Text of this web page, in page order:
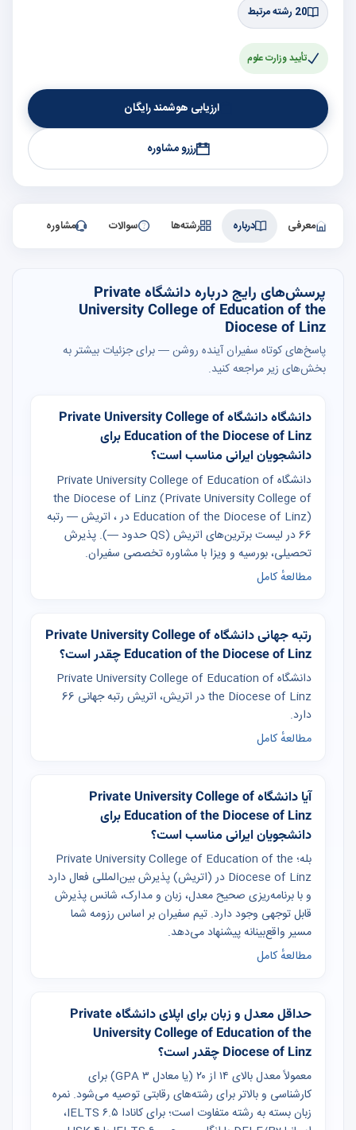
20 رشته مرتبط
تأیید وزارت علوم
ارزیابی هوشمند رایگان
رزرو مشاوره
معرفی درباره رشته‌ها سوالات مشاوره
پرسش‌های رایج درباره دانشگاه Private
University College of Education of the
Diocese of Linz
پاسخ‌های کوتاه سفیران آینده روشن — برای جزئیات بیشتر به
بخش‌های زیر مراجعه کنید.
دانشگاه دانشگاه Private University College of
Education of the Diocese of Linz برای
دانشجویان ایرانی مناسب است؟
دانشگاه Private University College of Education of
the Diocese of Linz (Private University College of
Education of the Diocese of Linz) در ، اتریش — رتبه
66 در لیست برترین‌های اتریش (QS حدود —). پذیرش
تحصیلی، بورسیه و ویزا با مشاوره تخصصی سفیران.
مطالعهٔ کامل
رتبه جهانی دانشگاه Private University College of
Education of the Diocese of Linz چقدر است؟
دانشگاه Private University College of Education of
the Diocese of Linz در اتریش، اتریش رتبه جهانی 66
دارد.
مطالعهٔ کامل
آیا دانشگاه Private University College of
Education of the Diocese of Linz برای
دانشجویان ایرانی مناسب است؟
بله؛ Private University College of Education of the
Diocese of Linz در (اتریش) پذیرش بین‌المللی فعال دارد
و با برنامه‌ریزی صحیح معدل، زبان و مدارک، شانس پذیرش
قابل توجهی وجود دارد. تیم سفیران بر اساس رزومه شما
مسیر واقع‌بینانه پیشنهاد می‌دهد.
مطالعهٔ کامل
حداقل معدل و زبان برای اپلای دانشگاه Private
University College of Education of the
Diocese of Linz چقدر است؟
معمولاً معدل بالای ۱۴ از ۲۰ (یا معادل GPA ۳) برای
کارشناسی و بالاتر برای رشته‌های رقابتی توصیه می‌شود. نمره
زبان بسته به رشته متفاوت است؛ برای کانادا IELTS ۶.۵،